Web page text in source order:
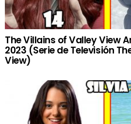
The Villains of Valley View
2023 (Serie de Televisión
View)